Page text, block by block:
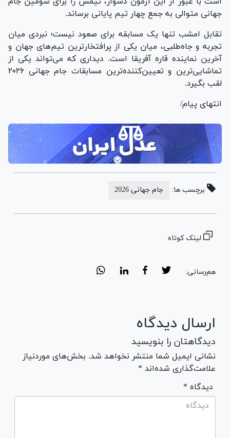
جهانی متوالی به جمع چهار تیم پایانی برساند.
تقابل امشب تنها یک مسابقه برای صعود نیست؛ نبردی میان
تجربه و جاه‌طلبی، میان یکی از پرافتخارترین تیم‌های جهان و
آخرین نماینده قاره آفریقا است. دیداری که می‌تواند یکی از
تماشایی‌ترین و تعیین‌کننده‌ترین مسابقات جام جهانی ۲۰۲۶
لقب بگیرد.
انتهای پیام/
برچسب ها: جام جهانی 2026
لینک کوتاه
هم‌رسانی:
ارسال دیدگاه
دیدگاهتان را بنویسید
نشانی ایمیل شما منتشر نخواهد شد. بخش‌های موردنیاز
علامت‌گذاری شده‌اند *
* دیدگاه